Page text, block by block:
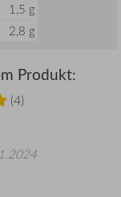
1,5 g
2,8 g
Produkt:
(4)